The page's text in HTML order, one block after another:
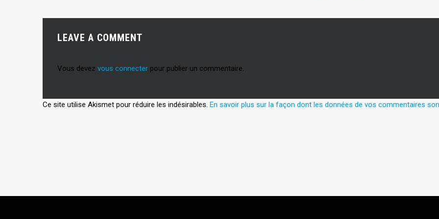
LEAVE A COMMENT
Vous devez vous connecter pour publier un commentaire.
Ce site utilise Akismet pour réduire les indésirables. En savoir plus sur la façon dont les données de vos commentaires